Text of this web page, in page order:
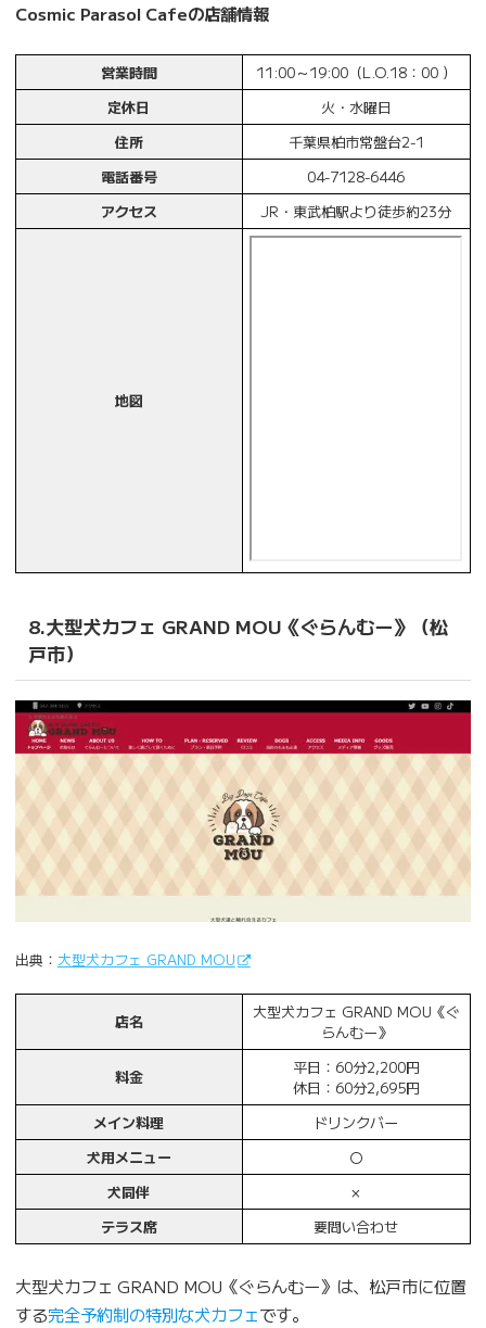
Cosmic Parasol Cafeの店舗情報
営業時間
11:00～19:00（L.O.18：00 ）
定休日
火・水曜日
住所
千葉県柏市常盤台2-1
電話番号
04-7128-6446
アクセス
JR・東武柏駅より徒歩約23分
地図
8.大型犬カフェ GRAND MOU《ぐらんむー》（松
戸市）
出典： 大型犬カフェ GRAND MOU
店名
大型犬カフェ GRAND MOU《ぐ
らんむー》
料金
平日：60分2,200円
休日：60分2,695円
メイン料理
ドリンクバー
犬用メニュー
〇
犬同伴
×
テラス席
要問い合わせ
大型犬カフェ GRAND MOU《ぐらんむー》は、松戸市に位置
する完全予約制の特別な犬カフェです。